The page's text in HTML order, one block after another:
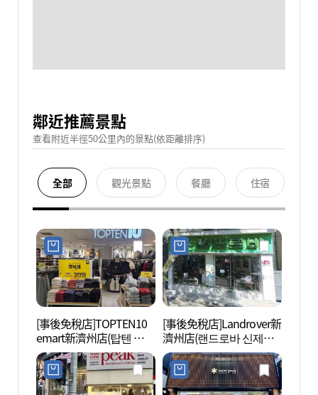
鄰近推薦景點
查看附近半徑50公里內的景點(依距離排序)
全部 觀光景點 餐廳 住宿
[事後免稅店]TOPTEN10
emart新濟州店(탑텐 이마
트 신제주점)
[事後免稅店]Landrover新
濟州店(랜드로바 신제주
점)